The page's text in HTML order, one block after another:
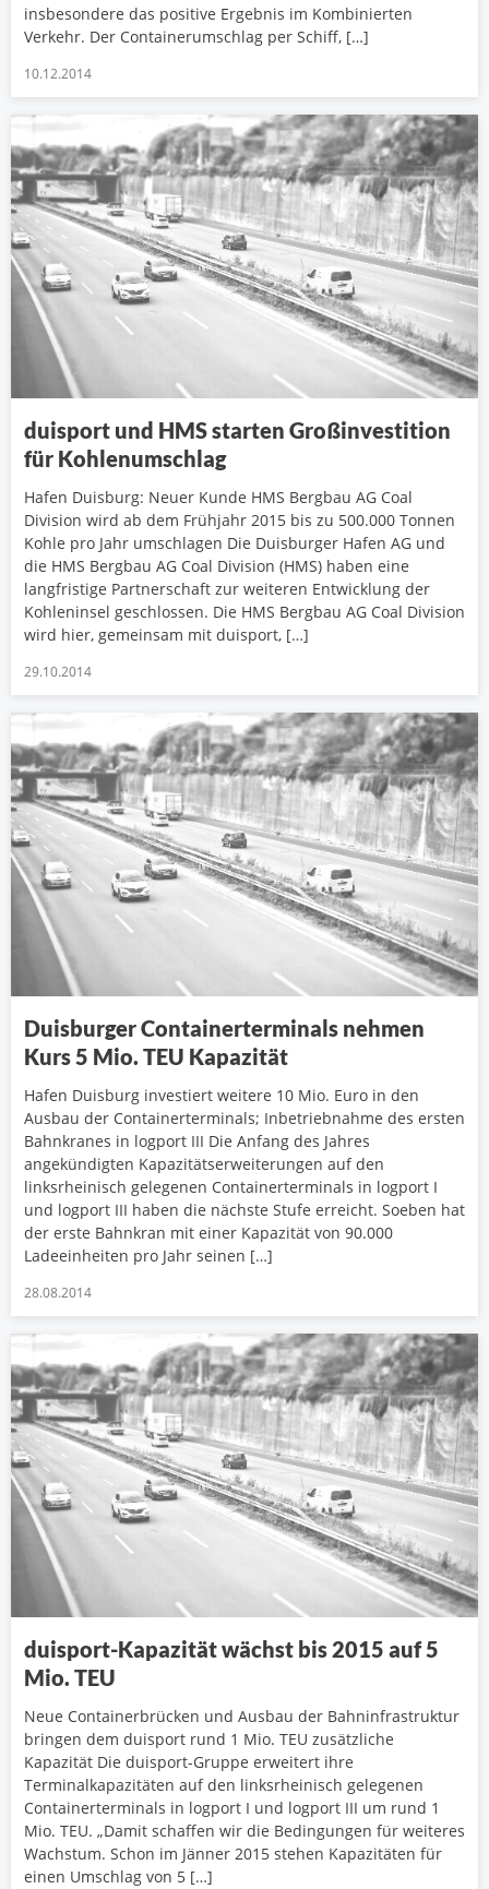
insbesondere das positive Ergebnis im Kombinierten
Verkehr. Der Containerumschlag per Schiff, […]
10.12.2014
duisport und HMS starten Großinvestition
für Kohlenumschlag
Hafen Duisburg: Neuer Kunde HMS Bergbau AG Coal
Division wird ab dem Frühjahr 2015 bis zu 500.000 Tonnen
Kohle pro Jahr umschlagen Die Duisburger Hafen AG und
die HMS Bergbau AG Coal Division (HMS) haben eine
langfristige Partnerschaft zur weiteren Entwicklung der
Kohleninsel geschlossen. Die HMS Bergbau AG Coal Division
wird hier, gemeinsam mit duisport, […]
29.10.2014
Duisburger Containerterminals nehmen
Kurs 5 Mio. TEU Kapazität
Hafen Duisburg investiert weitere 10 Mio. Euro in den
Ausbau der Containerterminals; Inbetriebnahme des ersten
Bahnkranes in logport III Die Anfang des Jahres
angekündigten Kapazitätserweiterungen auf den
linksrheinisch gelegenen Containerterminals in logport I
und logport III haben die nächste Stufe erreicht. Soeben hat
der erste Bahnkran mit einer Kapazität von 90.000
Ladeeinheiten pro Jahr seinen […]
28.08.2014
duisport-Kapazität wächst bis 2015 auf 5
Mio. TEU
Neue Containerbrücken und Ausbau der Bahninfrastruktur
bringen dem duisport rund 1 Mio. TEU zusätzliche
Kapazität Die duisport-Gruppe erweitert ihre
Terminalkapazitäten auf den linksrheinisch gelegenen
Containerterminals in logport I und logport III um rund 1
Mio. TEU. „Damit schaffen wir die Bedingungen für weiteres
Wachstum. Schon im Jänner 2015 stehen Kapazitäten für
einen Umschlag von 5 […]